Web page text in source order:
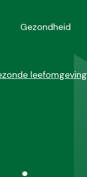
Gezondheid
leefomgeving